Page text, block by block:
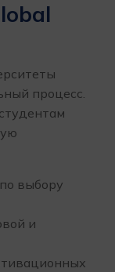
процесс.
выбору
и